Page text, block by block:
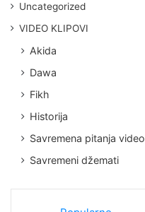
Uncategorized
VIDEO KLIPOVI
Akida
Dawa
Fikh
Historija
Savremena pitanja video
Savremeni džemati